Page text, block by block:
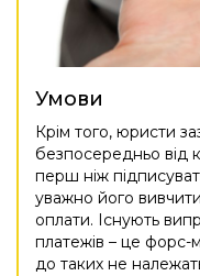
Умови
Крім того, юристи
безпосередньо від
перш ніж
уважно його
оплати. Існують
платежів – це форс-
до таких не